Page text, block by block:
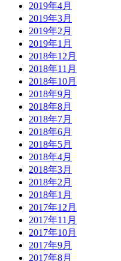
2019年4月
2019年3月
2019年2月
2019年1月
2018年12月
2018年11月
2018年10月
2018年9月
2018年8月
2018年7月
2018年6月
2018年5月
2018年4月
2018年3月
2018年2月
2018年1月
2017年12月
2017年11月
2017年10月
2017年9月
2017年8月